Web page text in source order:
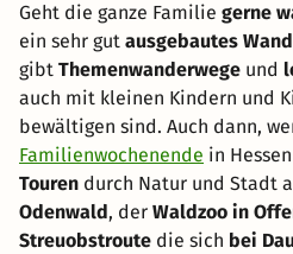
Geht die ganze Familie gerne
ein sehr gut ausgebautes
gibt Themenwanderwege und
auch mit kleinen Kindern und
bewältigen sind. Auch dann,
Familienwochenende in
Touren durch Natur und Stadt
Odenwald , der Waldzoo in
Streuobstroute die sich bei